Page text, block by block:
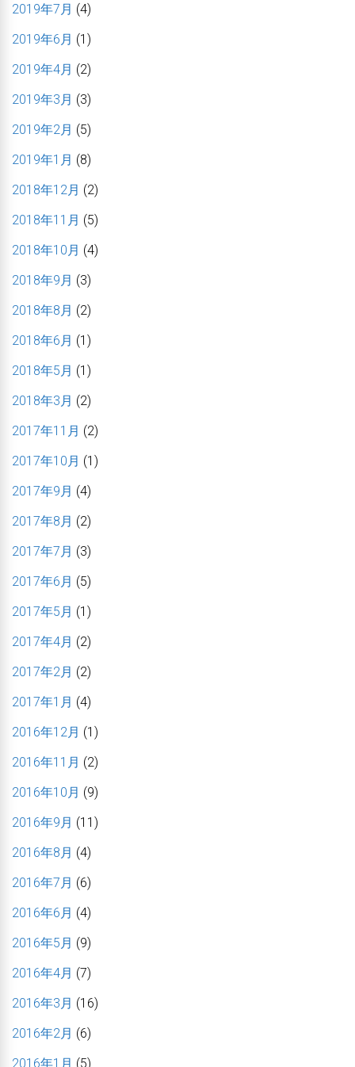
2019年7月 (4)
2019年6月 (1)
2019年4月 (2)
2019年3月 (3)
2019年2月 (5)
2019年1月 (8)
2018年12月 (2)
2018年11月 (5)
2018年10月 (4)
2018年9月 (3)
2018年8月 (2)
2018年6月 (1)
2018年5月 (1)
2018年3月 (2)
2017年11月 (2)
2017年10月 (1)
2017年9月 (4)
2017年8月 (2)
2017年7月 (3)
2017年6月 (5)
2017年5月 (1)
2017年4月 (2)
2017年2月 (2)
2017年1月 (4)
2016年12月 (1)
2016年11月 (2)
2016年10月 (9)
2016年9月 (11)
2016年8月 (4)
2016年7月 (6)
2016年6月 (4)
2016年5月 (9)
2016年4月 (7)
2016年3月 (16)
2016年2月 (6)
2016年1月 (5)